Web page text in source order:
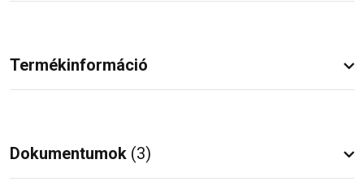
Termékinformáció
Dokumentumok (3)